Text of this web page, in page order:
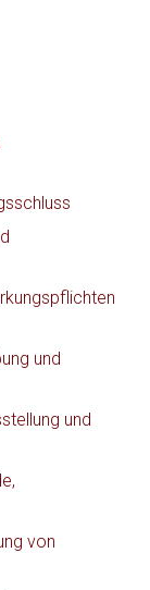
und
und
von